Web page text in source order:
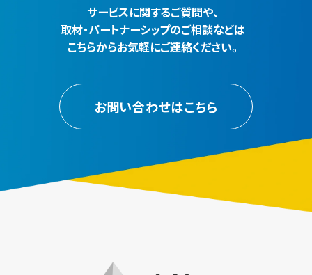
サービスに関するご質問や、
取材・パートナーシップのご相談などは
こちらからお気軽にご連絡ください。
お問い合わせはこちら